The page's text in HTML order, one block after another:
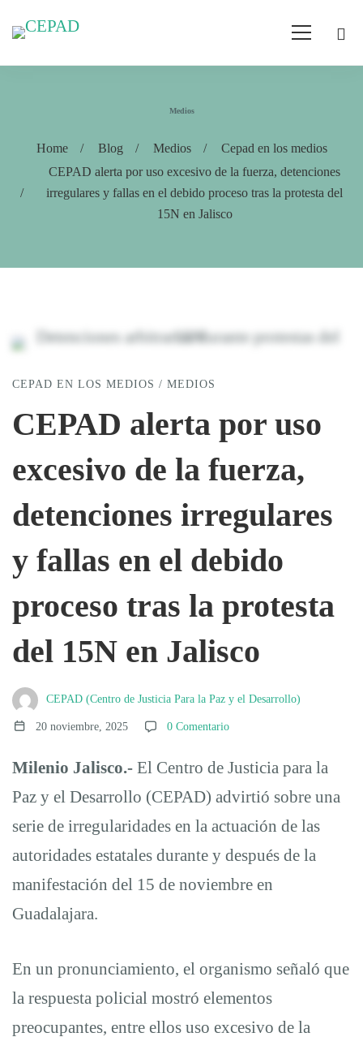
Medios
Home Blog Medios
Cepad en los medios
CEPAD alerta por uso excesivo de la fuerza, detenciones
irregulares y fallas en el debido proceso tras la protesta del
15N en Jalisco
CEPAD
alerta
por
uso
excesivo
de
la
fuerza,
detenciones
irregulares
y
fallas
en
CEPAD EN LOS MEDIOS / MEDIOS
CEPAD alerta por uso
excesivo de la fuerza,
detenciones irregulares
y fallas en el debido
proceso tras la protesta
del 15N en Jalisco
CEPAD (Centro de Justicia Para la Paz y el Desarrollo)
20 noviembre, 2025 0 Comentario
Milenio Jalisco.- El Centro de Justicia para la
Paz y el Desarrollo (CEPAD) advirtió sobre una
serie de irregularidades en la actuación de las
autoridades estatales durante y después de la
manifestación del 15 de noviembre en
Guadalajara.
En un pronunciamiento, el organismo señaló que
la respuesta policial mostró elementos
preocupantes, entre ellos uso excesivo de la